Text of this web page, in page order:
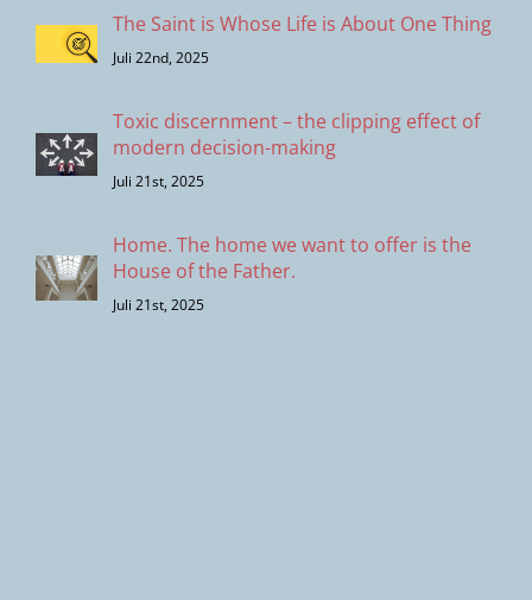
The Saint is Whose Life is About One Thing
Juli 22nd, 2025
Toxic discernment – the clipping effect of
modern decision-making
Juli 21st, 2025
Home. The home we want to offer is the
House of the Father.
Juli 21st, 2025